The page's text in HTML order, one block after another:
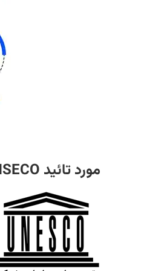
مورد تائید UNSECO (